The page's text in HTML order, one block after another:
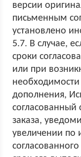
версии
письменным
установлено
5.7. В случае,
сроки
или при
дополнения,
согласованный
заказа,
увеличении по